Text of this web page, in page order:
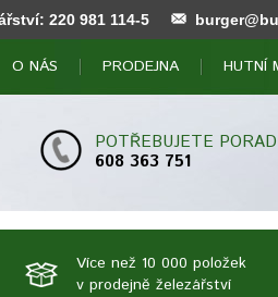
220 981 114-5
O NÁS PRODEJNA HUTNÍ
POTŘEBUJETE
608 363 751
Více než 10 000 položek
v prodejně železářství